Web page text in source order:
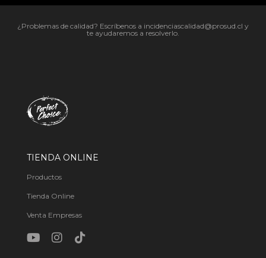
¿Problemas de calidad? Escríbenos a incidenciascalidad@prosud.cl y
te ayudaremos a resolverlo.
TIENDA ONLINE
Productos
Tienda Online
Venta Empresas